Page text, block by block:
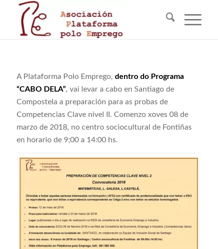
A Plataforma Polo Emprego, dentro do Programa
“CABO DELA”, vai levar a cabo en Santiago de
Compostela a preparación para as probas de
Competencias Clave nivel II. Comenzo xoves 08 de
marzo de 2018, no centro sociocultural de Fontiñas
en horario de 9;00 a 14:00 hs.